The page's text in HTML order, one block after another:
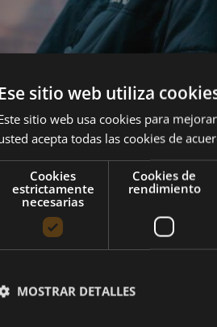
encuentra en la última edición
5), que es el principal
clasifican la
relacionada con la participación
Ese sitio web utiliza
sitio web usa cookies para
acepta todas las cookies de
Cookies
estrictamente
necesarias
Cookies de
rendimiento
MOSTRAR DETALLES